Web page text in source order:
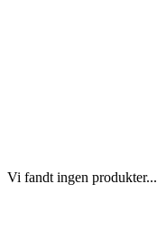
Vi fandt ingen produkter...